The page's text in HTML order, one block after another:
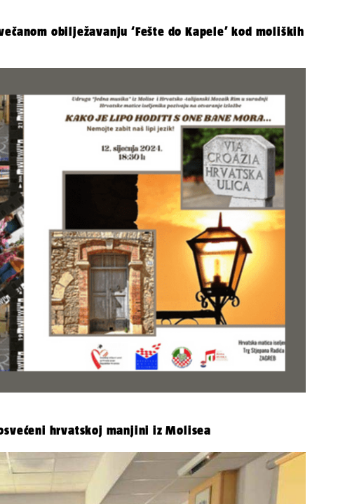
obilježavanju ‘Fešte do Kapele’ kod moliških
hrvatskoj manjini iz Molisea